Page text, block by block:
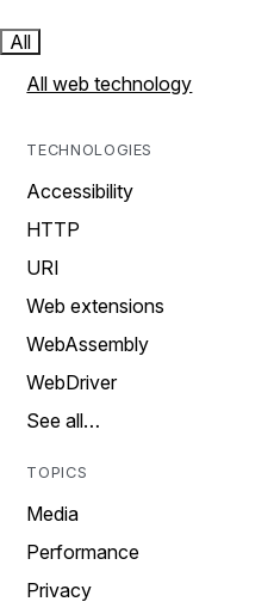
All
All web technology
TECHNOLOGIES
Accessibility
HTTP
URI
Web extensions
WebAssembly
WebDriver
See all…
TOPICS
Media
Performance
Privacy